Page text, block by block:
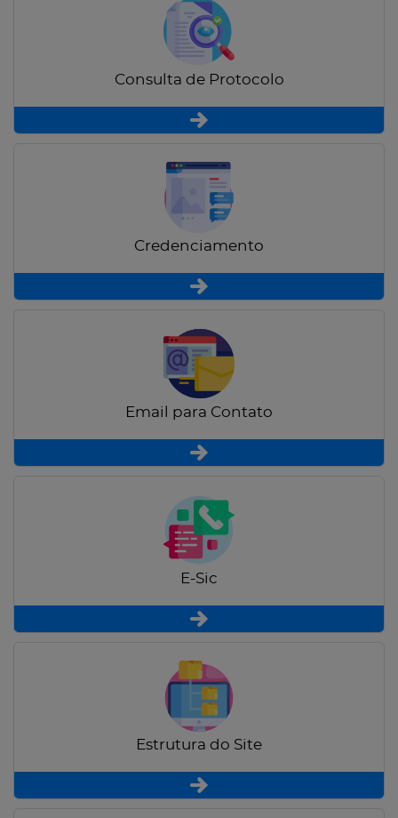
Consulta de Protocolo
Credenciamento
Email para Contato
E-Sic
Estrutura do Site